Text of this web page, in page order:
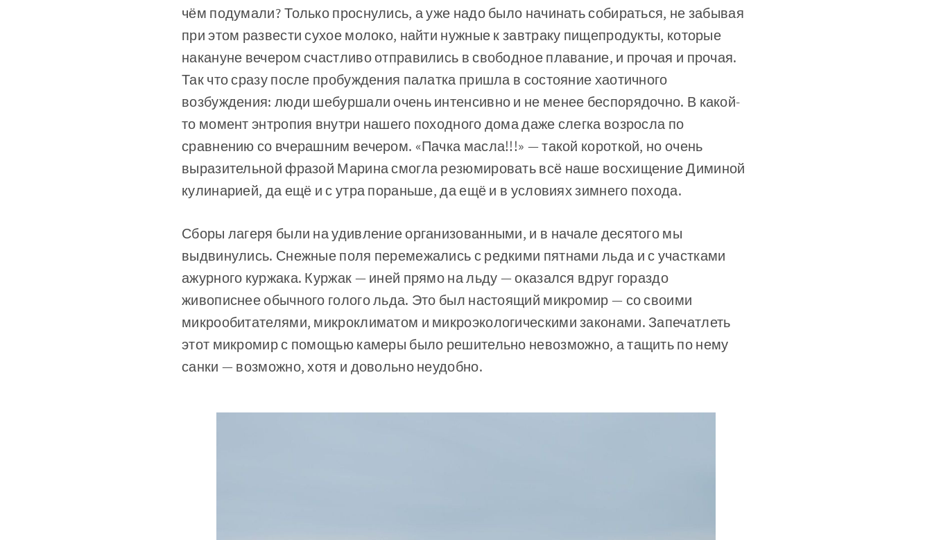
чём подумали? Только проснулись, а уже надо было начинать собираться, не забывая
при этом развести сухое молоко, найти нужные к завтраку пищепродукты, которые
накануне вечером счастливо отправились в свободное плавание, и прочая и прочая.
Так что сразу после пробуждения палатка пришла в состояние хаотичного
возбуждения: люди шебуршали очень интенсивно и не менее беспорядочно. В какой-
то момент энтропия внутри нашего походного дома даже слегка возросла по
сравнению со вчерашним вечером. «Пачка масла!!!» — такой короткой, но очень
выразительной фразой Марина смогла резюмировать всё наше восхищение Диминой
кулинарией, да ещё и с утра пораньше, да ещё и в условиях зимнего похода.
Сборы лагеря были на удивление организованными, и в начале десятого мы
выдвинулись. Снежные поля перемежались с редкими пятнами льда и с участками
ажурного куржака. Куржак — иней прямо на льду — оказался вдруг гораздо
живописнее обычного голого льда. Это был настоящий микромир — со своими
микрообитателями, микроклиматом и микроэкологическими законами. Запечатлеть
этот микромир с помощью камеры было решительно невозможно, а тащить по нему
санки — возможно, хотя и довольно неудобно.